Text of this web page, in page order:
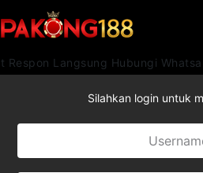
Respon Langsung Hubungi
Silahkan login untuk